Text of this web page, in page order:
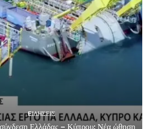
EΙΔΗΣΕΙΣ
Ελλάδας – Κύπρου: Νέα ώθηση